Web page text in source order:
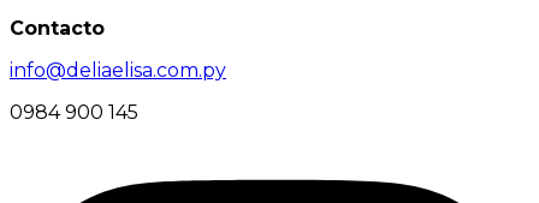
Contacto
info@deliaelisa.com.py
0984 900 145